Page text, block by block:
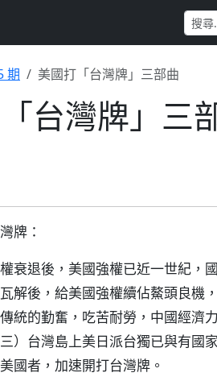
期 美國打「台灣牌」三部曲
台灣牌」三
牌：
權衰退後，美國強權已近一世紀
解後，給美國強權續佔鰲頭良機
統的勤奮，吃苦耐勞，中國經濟
）台灣島上美日派台獨已與有國
國者，加速開打台灣牌。